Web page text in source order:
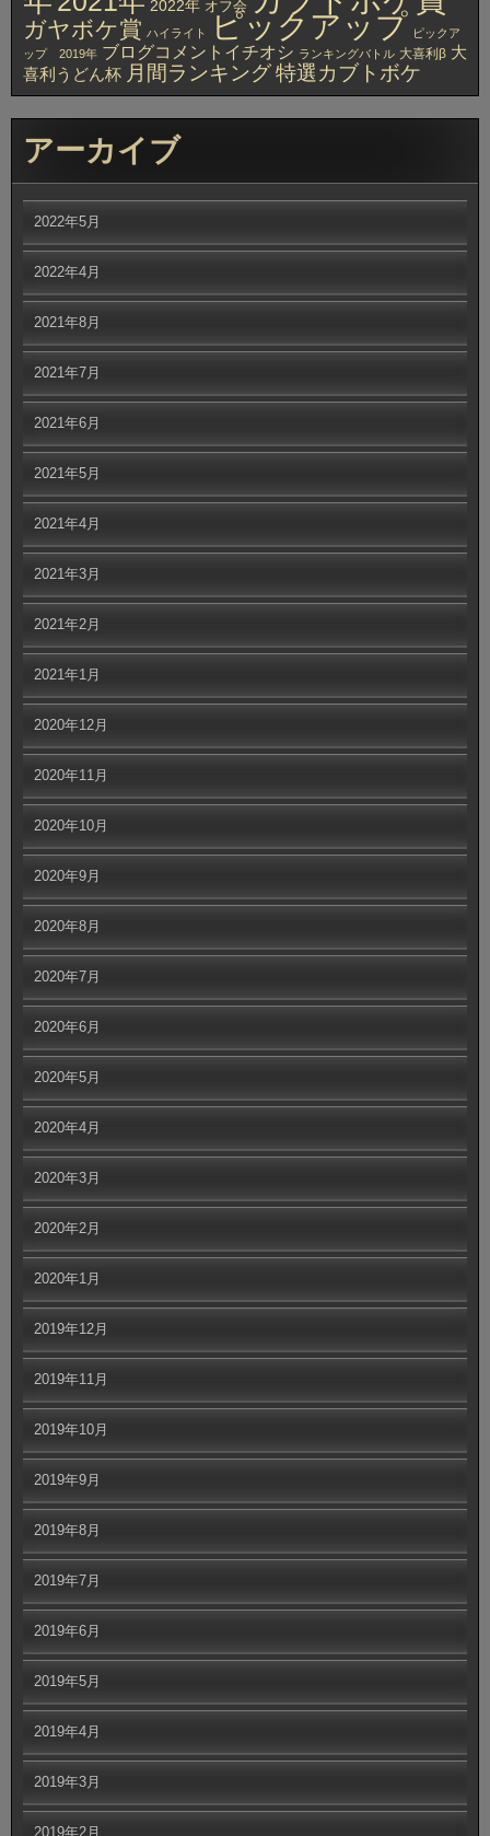
2022年 オフ会
ガヤボケ賞 ハイライト ピックアップ ピックア
ップ 2019年 ブログコメントイチオシ ランキングバトル 大喜利β 大
喜利うどん杯 月間ランキング特選カブトボケ
アーカイブ
2022年5月
2022年4月
2021年8月
2021年7月
2021年6月
2021年5月
2021年4月
2021年3月
2021年2月
2021年1月
2020年12月
2020年11月
2020年10月
2020年9月
2020年8月
2020年7月
2020年6月
2020年5月
2020年4月
2020年3月
2020年2月
2020年1月
2019年12月
2019年11月
2019年10月
2019年9月
2019年8月
2019年7月
2019年6月
2019年5月
2019年4月
2019年3月
2019年2月